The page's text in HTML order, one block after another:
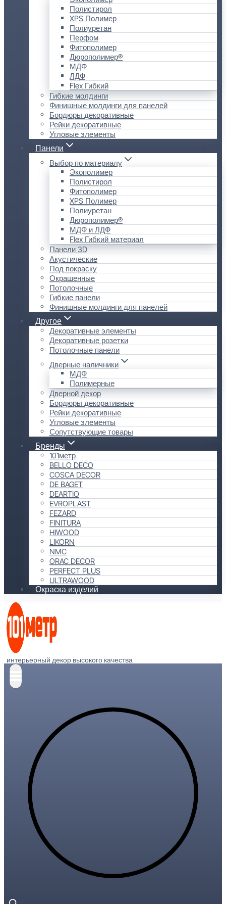
Полистирол
XPS Полимер
Полиуретан
Перфом
Фитополимер
Дюрополимер®
МДФ
ЛДФ
Flex Гибкий
Гибкие молдинги
Финишные молдинги для панелей
Бордюры декоративные
Рейки декоративные
Угловые элементы
Панели
Выбор по материалу
Экополимер
Полистирол
Фитополимер
XPS Полимер
Полиуретан
Дюрополимер®
МДФ и ЛДФ
Flex Гибкий материал
Панели 3D
Акустические
Под покраску
Окрашенные
Потолочные
Гибкие панели
Финишные молдинги для панелей
Другое
Декоративные элементы
Декоративные розетки
Потолочные панели
Дверные наличники
МДФ
Полимерные
Дверной декор
Бордюры декоративные
Рейки декоративные
Угловые элементы
Сопутствующие товары
Бренды
101метр
BELLO DECO
COSCA DECOR
DE BAGET
DEARTIO
EVROPLAST
FEZARD
FINITURA
HIWOOD
LIKORN
NMC
ORAC DECOR
PERFECT PLUS
ULTRAWOOD
Окраска изделий
интерьерный декор высокого качества